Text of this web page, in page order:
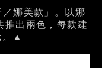
娜美款」。以娜
推出兩色，每款建
。▲